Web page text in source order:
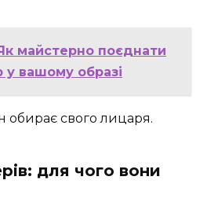
майстерно поєднати
у вашому образі
обирає свого лицаря.
для чого вони